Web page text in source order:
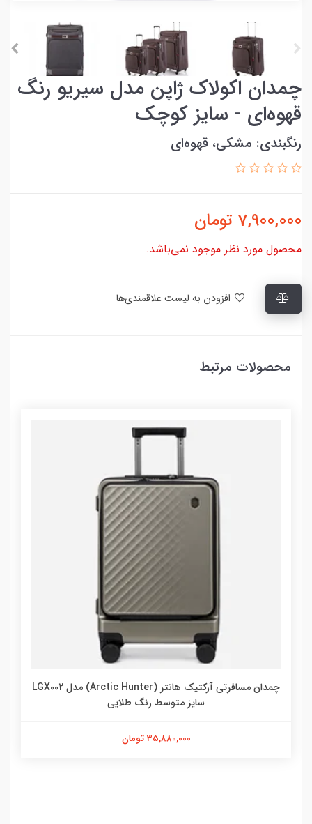
چمدان اکولاک ژاپن مدل سیریو رنگ
قهوه‌ای - سایز کوچک
رنگبندی: مشکی، قهوه‌ای
7,900,000 تومان
محصول مورد نظر موجود نمی‌باشد.
محصولات مرتبط
چمدان مسافرتی آرکتیک هانتر (Arctic Hunter) مدل LGX002
سایز متوسط رنگ طلایی
35,880,000 تومان